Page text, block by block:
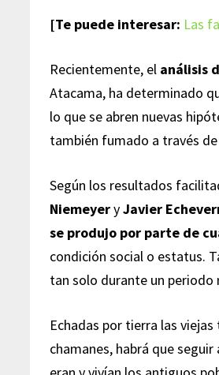
[Te puede interesar: Las
Recientemente, el análisis
Atacama, ha determinado
lo que se abren nuevas
también fumado a través
Según los resultados
NiemeyeryJavier
se produjo por parte de
condición social o estatus.
tan solo durante un periodo
Echadas por tierra las
chamanes, habrá que